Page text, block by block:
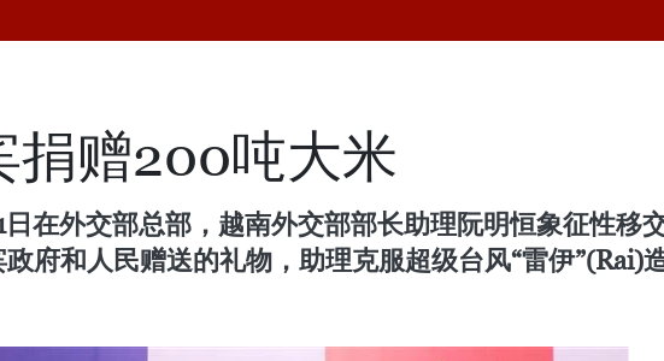
捐赠200吨大米
在外交部总部，越南外交部部长助理阮明恒象征性移
府和人民赠送的礼物，助理克服超级台风“雷伊”(Rai)